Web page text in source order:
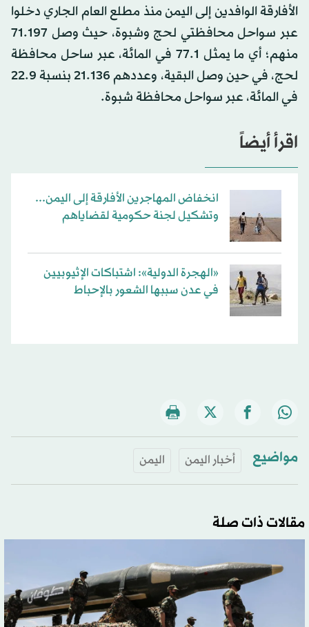
الأفارقة الوافدين إلى اليمن منذ مطلع العام الجاري دخلوا
عبر سواحل محافظتي لحج وشبوة، حيث وصل 71.197
منهم؛ أي ما يمثل 77.1 في المائة، عبر ساحل محافظة
لحج، في حين وصل البقية، وعددهم 21.136 بنسبة 22.9
في المائة، عبر سواحل محافظة شبوة.
اقرأ أيضاً
انخفاض المهاجرين الأفارقة إلى اليمن...
وتشكيل لجنة حكومية لقضاياهم
«الهجرة الدولية»: اشتباكات الإثيوبيين
في عدن سببها الشعور بالإحباط
مواضيع أخبار اليمن اليمن
مقالات ذات صلة